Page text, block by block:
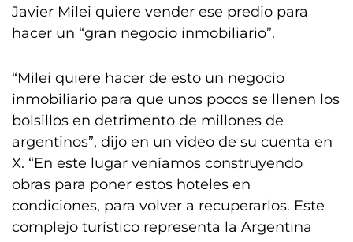
Javier Milei quiere vender ese predio para
hacer un “gran negocio inmobiliario”.
“Milei quiere hacer de esto un negocio
inmobiliario para que unos pocos se llenen los
bolsillos en detrimento de millones de
argentinos”, dijo en un video de su cuenta en
X. “En este lugar veníamos construyendo
obras para poner estos hoteles en
condiciones, para volver a recuperarlos. Este
complejo turístico representa la Argentina